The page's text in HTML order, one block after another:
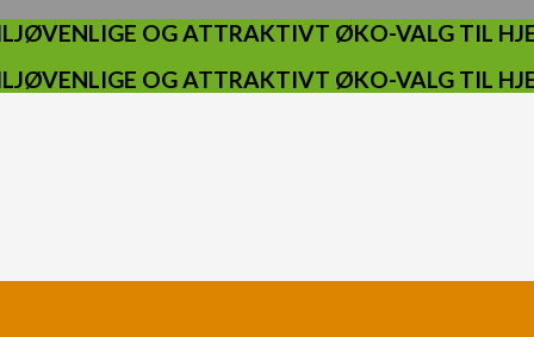
OG ATTRAKTIVT ØKO-VALG TIL
OG ATTRAKTIVT ØKO-VALG TIL